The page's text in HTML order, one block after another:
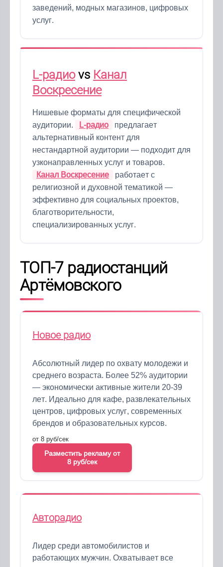
заведений, модных магазинов, цифровых
услуг.
L-радиоvs Канал
Воскресение
Нишевые форматы для специфической
аудитории.
L-радио
предлагает
альтернативный контент для
нестандартной аудитории — подходит для
узконаправленных услуг и товаров.
Канал Воскресение
работает с
религиозной и духовной тематикой —
эффективно для социальных проектов,
благотворительности,
специализированных услуг.
ТОП-7 радиостанций
Артёмовского
Новое радио
Абсолютный лидер по охвату молодежи и
среднего возраста. Более 52% аудитории
— экономически активные жители 20-39
лет. Идеально для кафе, развлекательных
центров, цифровых услуг, современных
брендов и образовательных курсов.
от 8 руб/сек
Разместить рекламу от
8 руб/сек
Авторадио
Лидер среди автомобилистов и
работающих мужчин. Охватывает все